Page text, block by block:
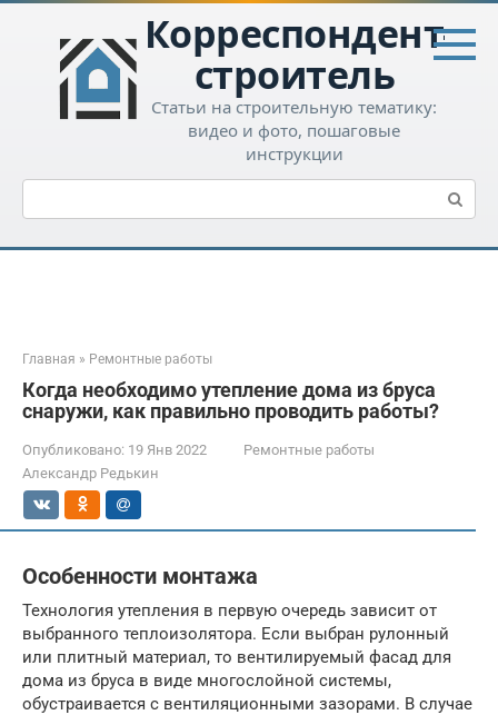
Перейти
контенту
Корреспондент-
строитель
Статьи на строительную тематику:
видео и фото, пошаговые
инструкции
Поиск:
Главная » Ремонтные работы
Когда необходимо утепление дома из бруса
снаружи, как правильно проводить работы?
Опубликовано: 19 Янв 2022
Ремонтные работы
Александр Редькин
Особенности монтажа
Технология утепления в первую очередь зависит от
выбранного теплоизолятора. Если выбран рулонный
или плитный материал, то вентилируемый фасад для
дома из бруса в виде многослойной системы,
обустраивается с вентиляционными зазорами. В случае